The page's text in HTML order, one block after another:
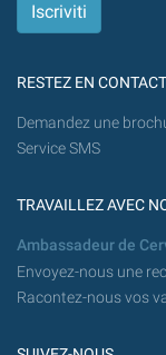
RESTEZ EN CONTACT
Demandez une
Service SMS
TRAVAILLEZ AVEC
Ambassadeur de
Envoyez-nous une
Racontez-nous vos